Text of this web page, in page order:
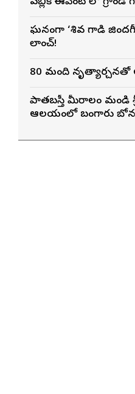
ఘనంగా ‘శివ గాడి
లాంచ్!
80 మంది
పాతబస్తీ మీరాలం మండి
ఆలయంలో బంగారు